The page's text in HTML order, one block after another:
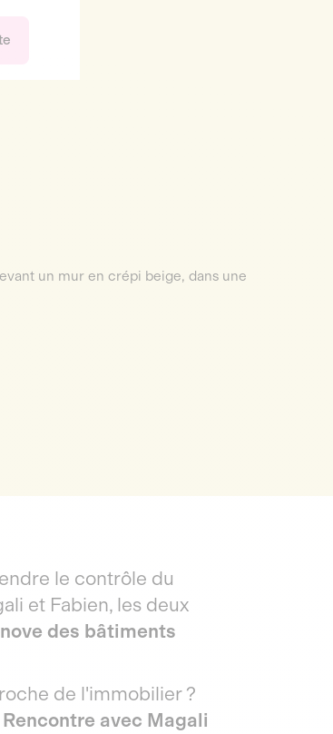
le contrôle du
et Fabien, les deux
des bâtiments
de l'immobilier ?
Rencontre avec Magali